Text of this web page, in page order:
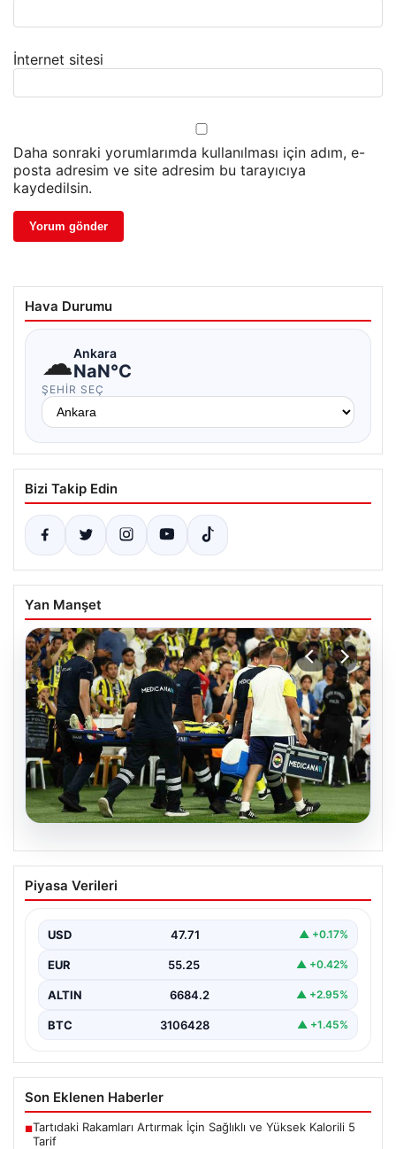
İnternet sitesi
Daha sonraki yorumlarımda kullanılması için adım, e-
posta adresim ve site adresim bu tarayıcıya
kaydedilsin.
Hava Durumu
☁Ankara
NaN°C
ŞEHIR SEÇ
Bizi Takip Edin
Yan Manşet
Fenerbahçe’de Sturm Graz Maçında
Oosterwolde’den Üzücü Haber!
Almanya temsilcisi Sturm Graz’ı evinde ağırladı.
Mücadele…
Piyasa Verileri
USD 47.71 ▲ +0.17%
EUR 55.25 ▲ +0.42%
ALTIN 6684.2 ▲ +2.95%
BTC 3106428 ▲ +1.45%
Son Eklenen Haberler
■Tartıdaki Rakamları Artırmak İçin Sağlıklı ve Yüksek Kalorili 5
Tarif